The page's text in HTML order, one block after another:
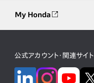
My Honda
公式アカウント・関連サイト